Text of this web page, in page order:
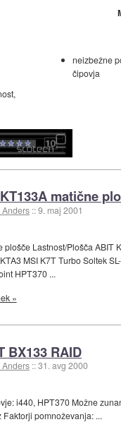
neizbežne
čipovja
matične
::9. maj 2001
plošče Lastnost/Plošča ABIT
MSI K7T Turbo Soltek
HPT370 ...
»
BX133 RAID
::31. avg 2000
i440, HPT370 Možne
pomnoževanja: ...